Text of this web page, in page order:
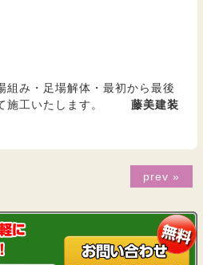
組み・足場解体・最初から最後
て施工いたします。藤美建装
prev »